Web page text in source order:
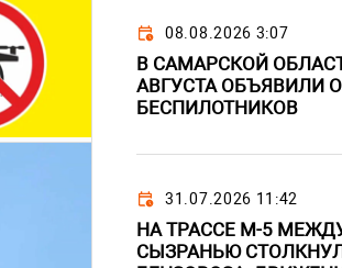
08.08.2026 3:07
В САМАРСКОЙ
АВГУСТА ОБЪЯВИЛИ
БЕСПИЛОТНИКОВ
31.07.2026 11:42
НА ТРАССЕ М-5
СЫЗРАНЬЮ